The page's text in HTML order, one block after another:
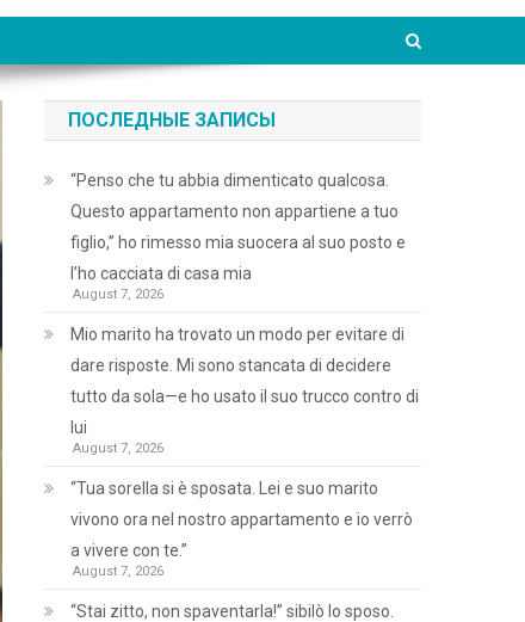
ПОСЛЕДНЫЕ ЗАПИСЫ
“Penso che tu abbia dimenticato qualcosa.
Questo appartamento non appartiene a tuo
figlio,” ho rimesso mia suocera al suo posto e
l’ho cacciata di casa mia
August 7, 2026
Mio marito ha trovato un modo per evitare di
dare risposte. Mi sono stancata di decidere
tutto da sola—e ho usato il suo trucco contro di
lui
August 7, 2026
“Tua sorella si è sposata. Lei e suo marito
vivono ora nel nostro appartamento e io verrò
a vivere con te.”
August 7, 2026
“Stai zitto, non spaventarla!” sibilò lo sposo.